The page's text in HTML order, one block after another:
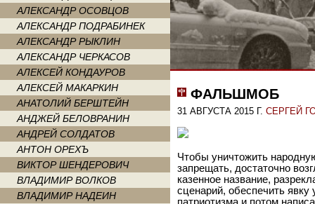
АЛЕКСАНДР ОСОВЦОВ
АЛЕКСАНДР ПОДРАБИНЕК
АЛЕКСАНДР РЫКЛИН
АЛЕКСАНДР ЧЕРКАСОВ
АЛЕКСЕЙ КОНДАУРОВ
АЛЕКСЕЙ МАКАРКИН
АНАТОЛИЙ БЕРШТЕЙН
АНДЖЕЙ БЕЛОВРАНИН
АНДРЕЙ СОЛДАТОВ
АНТОН ОРЕХЪ
ВИКТОР ШЕНДЕРОВИЧ
ВЛАДИМИР ВОЛКОВ
ВЛАДИМИР НАДЕИН
ФАЛЬШМОБ
31 АВГУСТА 2015 Г. СЕРГЕЙ
Чтобы уничтожить
запрещать, достаточно
казенное название,
сценарий, обеспечить явку